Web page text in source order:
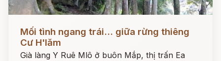
Đọc ngay
Mối tình ngang trái... giữa rừng thiêng
Cư H'lăm
Già làng Y Ruê Mlô ở buôn Mắp, thị trấn Ea